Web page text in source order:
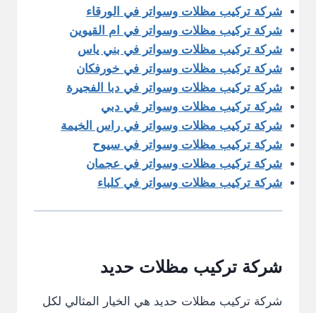
شركة تركيب مظلات وسواتر في الورقاء
شركة تركيب مظلات وسواتر في ام القيوين
شركة تركيب مظلات وسواتر في بني ياس
شركة تركيب مظلات وسواتر في خورفكان
شركة تركيب مظلات وسواتر في دبا الفجيرة
شركة تركيب مظلات وسواتر في دبي
شركة تركيب مظلات وسواتر في راس الخيمة
شركة تركيب مظلات وسواتر في سيوح
شركة تركيب مظلات وسواتر في عجمان
شركة تركيب مظلات وسواتر في كلباء
شركة تركيب مظلات حديد
شركة تركيب مظلات حديد هي الخيار المثالي لكل